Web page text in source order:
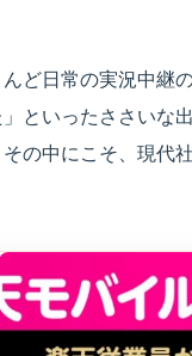
ど日常の実況中継
といったささいな出
の中にこそ、現代